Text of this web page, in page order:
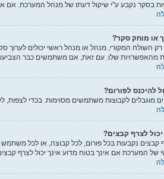
בסקר נקבע ע"י שיקול דעתו של מנהל המערכת.
או מוחק סקר?
רק השולח המקורי, מנהל או מנהל ראשי יכולים
מהאפשרויות שלו. עם זאת, אם משתמשים כבר הצביעו
להיכנס לפורום?
מוגבלים לקבוצות משתמשים מסוימות. בכדי
יכול לצרף קבצים?
קבצים נקבעות בכל פורום, לכל קבוצה, או לכל
של המערכת אם אינך בטוח מדוע אינך יכול לצרף